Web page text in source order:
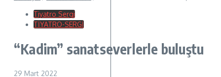
Tiyatro Sergi
TİYATRO-SERGİ
“Kadim” sanatseverlerle buluştu
29 Mart 2022